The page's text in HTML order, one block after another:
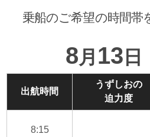
乗船のご希望の時間帯
8月 13 日
出航時間
うずしおの
迫力度
8:15